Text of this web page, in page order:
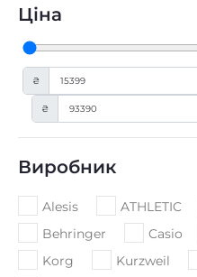
Ціна
₴
₴
Виробник
Alesis ATHLETIC
Behringer
Casio
Korg
Kurzweil